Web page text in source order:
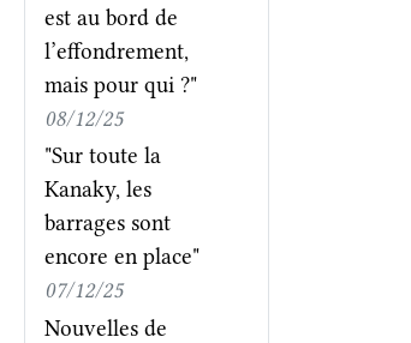
est au bord de
l’effondrement,
mais pour qui ?"
08/12/25
"Sur toute la
Kanaky, les
barrages sont
encore en place"
07/12/25
Nouvelles de